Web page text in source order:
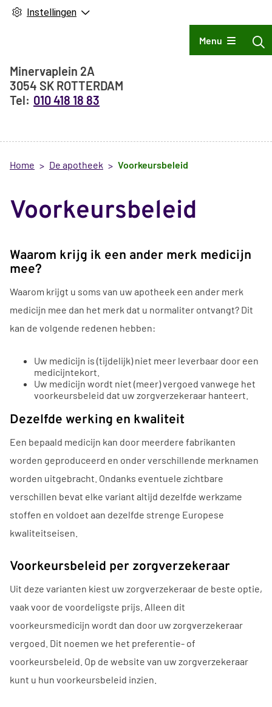
Instellingen
Hoofdmenu
Menu
Adresgegevens
Minervaplein 2A
3054 SK ROTTERDAM
010 418 18 83
Home De apotheek Voorkeursbeleid
Voorkeursbeleid
Waarom krijg ik een ander merk medicijn
mee?
Waarom krijgt u soms van uw apotheek een ander merk
medicijn mee dan het merk dat u normaliter ontvangt? Dit
kan de volgende redenen hebben:
Uw medicijn is (tijdelijk) niet meer leverbaar door een
medicijntekort.
Uw medicijn wordt niet (meer) vergoed vanwege het
voorkeursbeleid dat uw zorgverzekeraar hanteert.
Dezelfde werking en kwaliteit
Een bepaald medicijn kan door meerdere fabrikanten
worden geproduceerd en onder verschillende merknamen
worden uitgebracht. Ondanks eventuele zichtbare
verschillen bevat elke variant altijd dezelfde werkzame
stoffen en voldoet aan dezelfde strenge Europese
kwaliteitseisen.
Voorkeursbeleid per zorgverzekeraar
Uit deze varianten kiest uw zorgverzekeraar de beste optie,
vaak voor de voordeligste prijs. Alleen dit
voorkeursmedicijn wordt dan door uw zorgverzekeraar
vergoed. Dit noemen we het preferentie- of
voorkeursbeleid. Op de website van uw zorgverzekeraar
kunt u hun voorkeursbeleid inzien.